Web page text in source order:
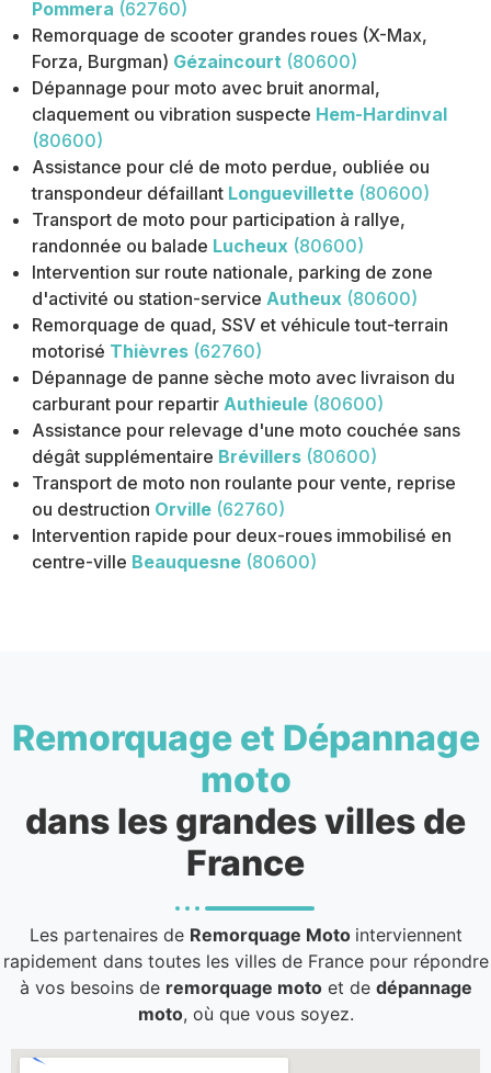
Pommera (62760)
Remorquage de scooter grandes roues (X-Max,
Forza, Burgman) Gézaincourt (80600)
Dépannage pour moto avec bruit anormal,
claquement ou vibration suspecte Hem-Hardinval
(80600)
Assistance pour clé de moto perdue, oubliée ou
transpondeur défaillant Longuevillette (80600)
Transport de moto pour participation à rallye,
randonnée ou balade Lucheux (80600)
Intervention sur route nationale, parking de zone
d'activité ou station-service Autheux (80600)
Remorquage de quad, SSV et véhicule tout-terrain
motorisé Thièvres (62760)
Dépannage de panne sèche moto avec livraison du
carburant pour repartir Authieule (80600)
Assistance pour relevage d'une moto couchée sans
dégât supplémentaire Brévillers (80600)
Transport de moto non roulante pour vente, reprise
ou destruction Orville (62760)
Intervention rapide pour deux-roues immobilisé en
centre-ville Beauquesne (80600)
Remorquage et Dépannage
moto
dans les grandes villes de
France
Les partenaires de Remorquage Moto interviennent
rapidement dans toutes les villes de France pour répondre
à vos besoins de remorquage motoet de dépannage
moto, où que vous soyez.